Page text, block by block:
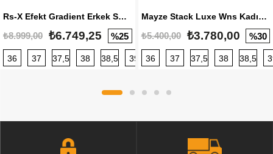
Rs-X Efekt Gradient Erkek Sneaker
₺8.999,00 ₺6.749,25 %25
36 37 37,5 38 38,5 39 40 40,5 41 42 42,5
Mayze Stack Luxe Wns Kadın Sneaker
₺5.400,00 ₺3.780,00 %30
36 37 37,5 38 38,5